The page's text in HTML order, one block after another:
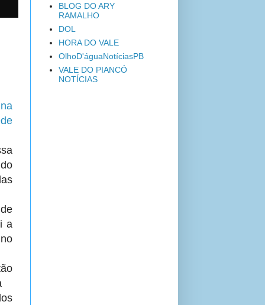
a
BLOG DO ARY
RAMALHO
DOL
HORA DO VALE
OlhoD'águaNotíciasPB
VALE DO PIANCÓ
NOTÍCIAS